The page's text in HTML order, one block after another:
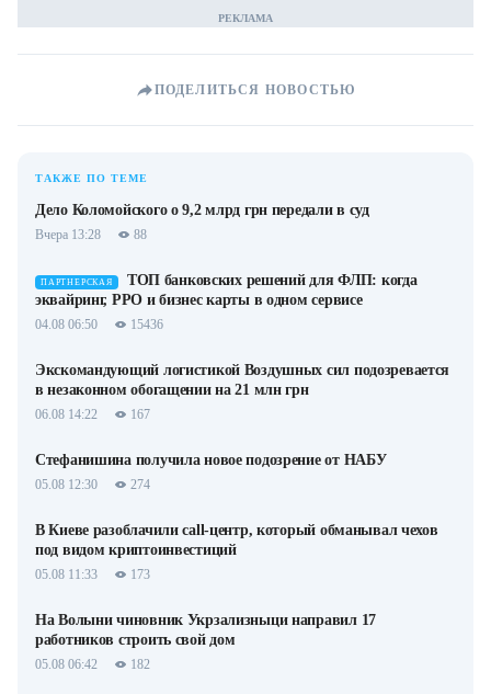
ПОДЕЛИТЬСЯ НОВОСТЬЮ
ТАКЖЕ ПО ТЕМЕ
Дело Коломойского о 9,2 млрд грн передали в суд
Вчера 13:28 88
ПАРТНЕРСКАЯ
ТОП банковских решений для ФЛП: когда
эквайринг, РРО и бизнес карты в одном сервисе
04.08 06:50 15436
Экскомандующий логистикой Воздушных сил подозревается
в незаконном обогащении на 21 млн грн
06.08 14:22 167
Стефанишина получила новое подозрение от НАБУ
05.08 12:30 274
В Киеве разоблачили call-центр, который обманывал чехов
под видом криптоинвестиций
05.08 11:33 173
На Волыни чиновник Укрзализныци направил 17
работников строить свой дом
05.08 06:42 182